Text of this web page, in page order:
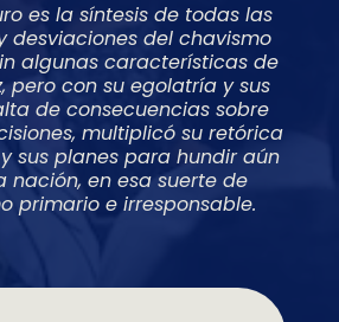
es la síntesis de todas las
desviaciones del chavismo
algunas características de
pero con su egolatría y sus
de consecuencias sobre
multiplicó su retórica
sus planes para hundir aún
nación, en esa suerte de
primario e irresponsable.